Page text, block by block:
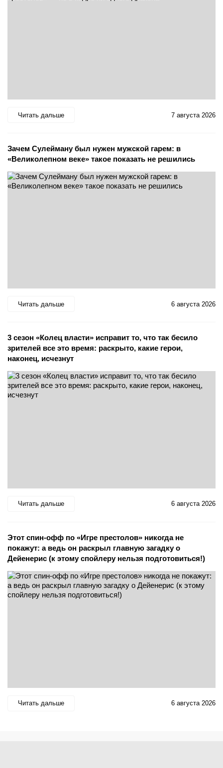
Читать дальше 7 августа 2026
Зачем Сулейману был нужен мужской гарем: в
«Великолепном веке» такое показать не решились
Читать дальше 6 августа 2026
3 сезон «Колец власти» исправит то, что так бесило
зрителей все это время: раскрыто, какие герои,
наконец, исчезнут
Читать дальше 6 августа 2026
Этот спин-офф по «Игре престолов» никогда не
покажут: а ведь он раскрыл главную загадку о
Дейенерис (к этому спойлеру нельзя подготовиться!)
Читать дальше 6 августа 2026